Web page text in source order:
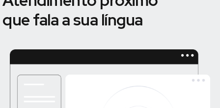
que fala a sua língua